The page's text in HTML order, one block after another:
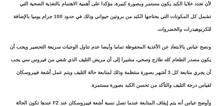
لأن تجدد خلايا الكبد يكون مستمر وبصورة كبيرة، مؤكدا على أهمية الاهتمام بالتغذية الصحية التي
تشمل كل المكونات التي يحتاجها الكبد من بروتين حيواني وذلك في حدود 100 جرام يوميا بالإضافة
للكربوهيدرات والخضروات.
ونصح عباس بالابتعاد عن الأغذية المحفوظة تماما وأيضا عدم تناول الوجبات سريعة التحضير ويجب أن
يكون مصدر الطعام كله طازج وصحي، مشيرا إلى أن مريض التليف الذي شفي من فيروس سي يجب
أن يجري متابعة كل 3 أشهر بصورة منتظمة وذلك لمتابعة حالة التليف ويتم عمل أشعة فيبروسكان
لقياس درجة التليف والتأكد من تحسن الكبد بصورة مستمرة.
وأوضح عباس أنه يتم إيقاف المتابعة عندما تصل نسبة أشعة فيبروسكان عند F2 عندها تكون الحالة